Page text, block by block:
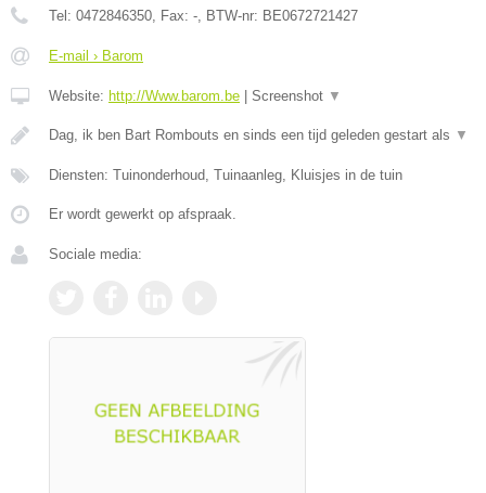
Tel: 0472846350 , Fax: - , BTW-nr: BE0672721427
E-mail › Barom
Website: http://Www.barom.be Screenshot ▼
Dag, ik ben Bart Rombouts en sinds een tijd geleden gestart als ▼
Diensten: Tuinonderhoud, Tuinaanleg, Kluisjes in de tuin
Er wordt gewerkt op afspraak.
Sociale media: